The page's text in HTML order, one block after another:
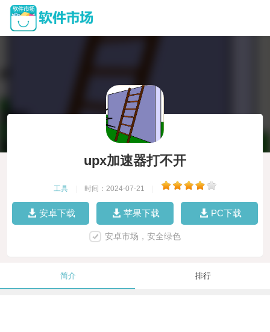
upx加速器打不开
工具 时间：2024-07-21
安卓下载 苹果下载 PC下载
安卓市场，安全绿色
简介 排行